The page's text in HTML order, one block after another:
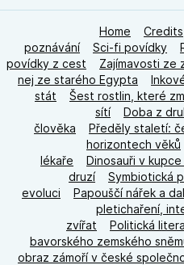
Home Credits
poznávání
Sci-fi povídky
povídky z cest
Zajímavosti ze
nej ze starého Egypta
stát
Šest rostlin, které
sítí
Doba z
člověka
Předěly staletí:
horizontech věků
lékaře
Dinosauři v kupce
druzí
Symbiotická
evoluci
Papouščí nářek a
pletichaření,
zvířat
Politická
bavorského zemského
obraz zámoří v české